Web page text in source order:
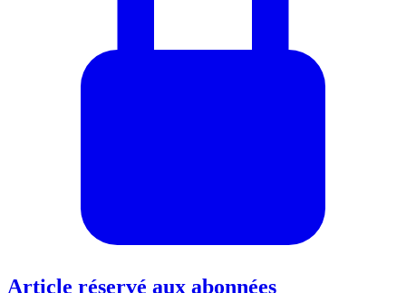
Article réservé aux abonnées